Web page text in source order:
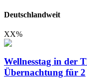
Deutschlandweit
XX%
Wellnesstag in der
Übernachtung für 2